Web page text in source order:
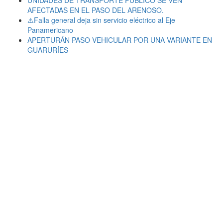
AFECTADAS EN EL PASO DEL ARENOSO.
⚠️Falla general deja sin servicio eléctrico al Eje
Panamericano
APERTURÁN PASO VEHICULAR POR UNA VARIANTE EN
GUARURÍES